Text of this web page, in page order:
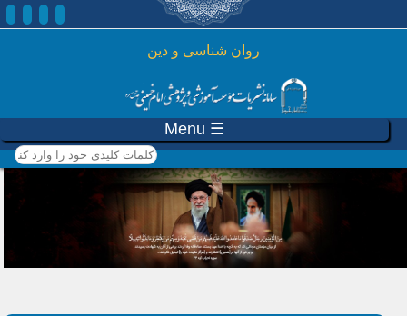
رفتن به محتوای اصلی
روان شناسی و دين
☰ Menu
کلمات کلیدی خود را وارد
کنید